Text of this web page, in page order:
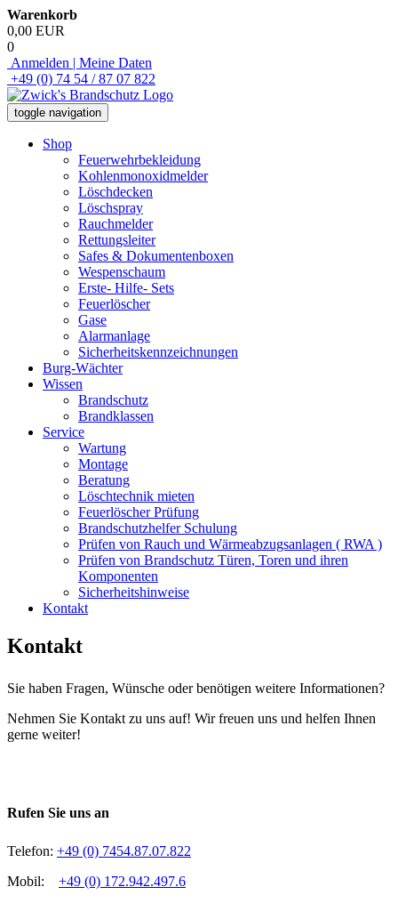
Warenkorb
0,00 EUR
0
Anmelden | Meine Daten
+49 (0) 74 54 / 87 07 822
toggle navigation
Shop
Feuerwehrbekleidung
Kohlenmonoxidmelder
Löschdecken
Löschspray
Rauchmelder
Rettungsleiter
Safes & Dokumentenboxen
Wespenschaum
Erste- Hilfe- Sets
Feuerlöscher
Gase
Alarmanlage
Sicherheitskennzeichnungen
Burg-Wächter
Wissen
Brandschutz
Brandklassen
Service
Wartung
Montage
Beratung
Löschtechnik mieten
Feuerlöscher Prüfung
Brandschutzhelfer Schulung
Prüfen von Rauch und Wärmeabzugsanlagen ( RWA )
Prüfen von Brandschutz Türen, Toren und ihren
Komponenten
Sicherheitshinweise
Kontakt
Kontakt
Sie haben Fragen, Wünsche oder benötigen weitere Informationen?
Nehmen Sie Kontakt zu uns auf! Wir freuen uns und helfen Ihnen
gerne weiter!
Rufen Sie uns an
Telefon: +49 (0) 7454.87.07.822
Mobil: +49 (0) 172.942.497.6